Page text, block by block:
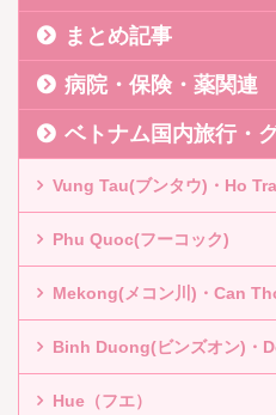
まとめ記事
病院・保険・薬関連
ベトナム国内旅行・
Vung Tau(ブンタウ)・Ho
Phu Quoc(フーコック)
Mekong(メコン川)・Can
Binh Duong(ビンズオン)・
Hue（フエ）